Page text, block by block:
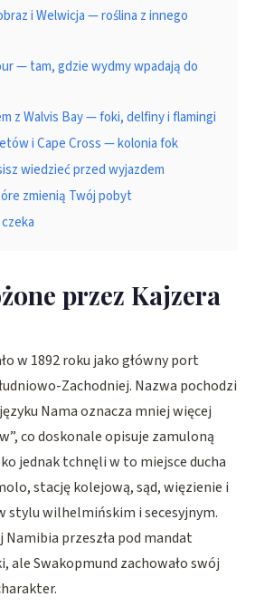
i Welwicja — roślina z innego
— tam, gdzie wydmy wpadają do
z Walvis Bay — foki, delfiny i flamingi
i Cape Cross — kolonia fok
wiedzieć przed wyjazdem
zmienią Twój pobyt
przez Kajzera
w 1892 roku jako główny port
Zachodniej. Nazwa pochodzi
Nama oznacza mniej więcej
co doskonale opisuje zamuloną
jednak tchnęli w to miejsce ducha
stację kolejową, sąd, więzienie i
stylu wilhelmińskim i secesyjnym.
przeszła pod mandat
ale Swakopmund zachowało swój